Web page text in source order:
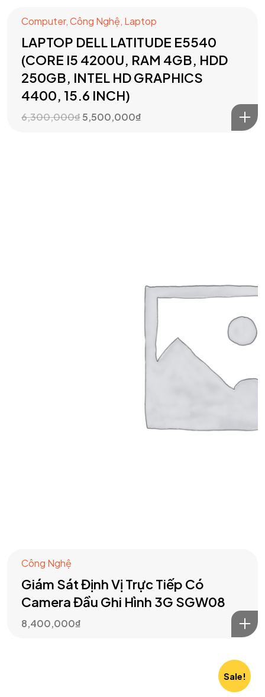
Computer,Công Nghệ, Laptop
LAPTOP DELL LATITUDE E5540
(CORE I5 4200U, RAM 4GB, HDD
250GB, INTEL HD GRAPHICS
4400, 15.6 INCH)
6,300,000₫5,500,000₫
Công Nghệ
Giám Sát Định Vị Trực Tiếp Có
Camera Đầu Ghi Hình 3G SGW08
8,400,000₫
Sale!